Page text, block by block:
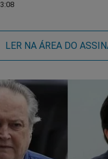
LER NA ÁREA DO